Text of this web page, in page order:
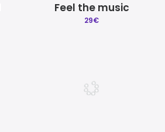
Feel the music
29€